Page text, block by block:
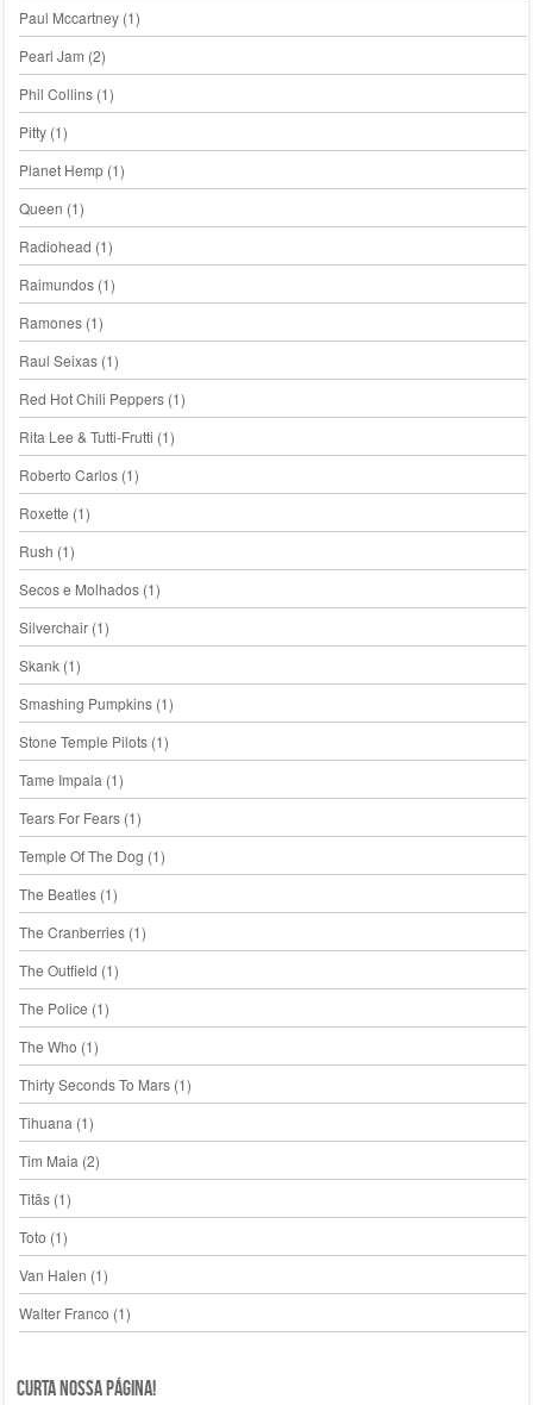
Paul Mccartney(1)
Pearl Jam (2)
Phil Collins(1)
Pitty(1)
Planet Hemp(1)
Queen (1)
Radiohead (1)
Raimundos(1)
Ramones(1)
Raul Seixas(1)
Red Hot Chili Peppers(1)
Rita Lee & Tutti-Frutti (1)
Roberto Carlos(1)
Roxette (1)
Rush (1)
Secos e Molhados(1)
Silverchair(1)
Skank(1)
Smashing Pumpkins(1)
Stone Temple Pilots(1)
Tame Impala (1)
Tears For Fears(1)
Temple Of The Dog (1)
The Beatles(1)
The Cranberries(1)
The Outfield (1)
The Police (1)
The Who (1)
Thirty Seconds To Mars(1)
Tihuana (1)
Tim Maia (2)
Titãs(1)
Toto (1)
Van Halen (1)
Walter Franco (1)
Curta nossa página!